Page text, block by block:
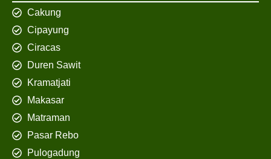
Cakung
Cipayung
Ciracas
Duren Sawit
Kramatjati
Makasar
Matraman
Pasar Rebo
Pulogadung